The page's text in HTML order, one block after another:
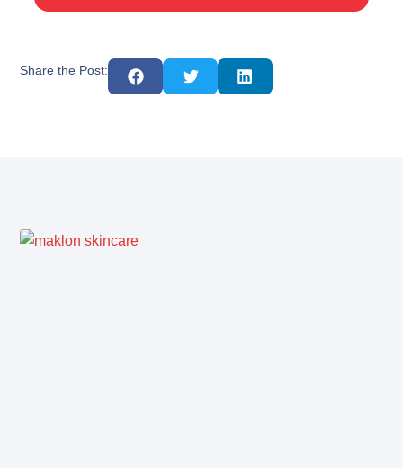
Share the Post: